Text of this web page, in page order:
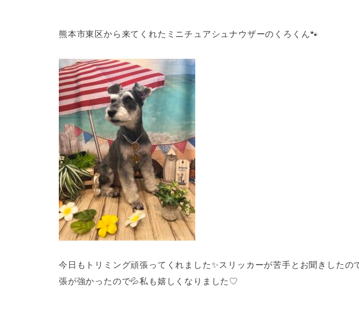
熊本市東区から来てくれたミニチュアシュナウザーのくろくん🐾
今日もトリミング頑張ってくれました✨スリッカーが苦手とお聞きした
張が強かったので💦私も嬉しくなりました♡